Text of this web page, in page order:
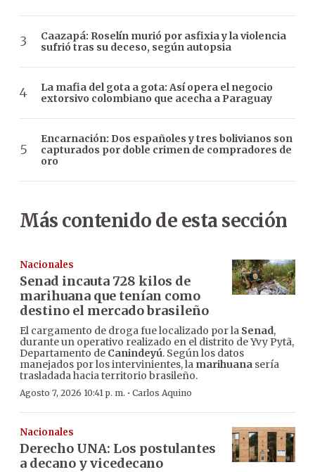
Caazapá: Roselín murió por asfixia y la violencia
sufrió tras su deceso, según autopsia
La mafia del gota a gota: Así opera el negocio
extorsivo colombiano que acecha a Paraguay
Encarnación: Dos españoles y tres bolivianos son
capturados por doble crimen de compradores de
oro
Más contenido de esta sección
Nacionales
Senad incauta 728 kilos de
marihuana que tenían como
destino el mercado brasileño
El cargamento de droga fue localizado por la Senad,
durante un operativo realizado en el distrito de Yvy Pytã,
Departamento de Canindeyú. Según los datos
manejados por los intervinientes, la marihuana sería
trasladada hacia territorio brasileño.
Agosto 7, 2026 10:41 p. m. · Carlos Aquino
Nacionales
Derecho UNA: Los postulantes
a decano y vicedecano